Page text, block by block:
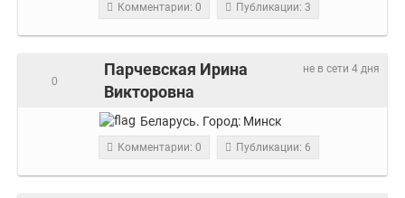
Комментарии: 0 Публикации: 3
не в сети 4 дня
Парчевская Ирина
Викторовна
0
Беларусь. Город: Минск
Комментарии: 0 Публикации: 6